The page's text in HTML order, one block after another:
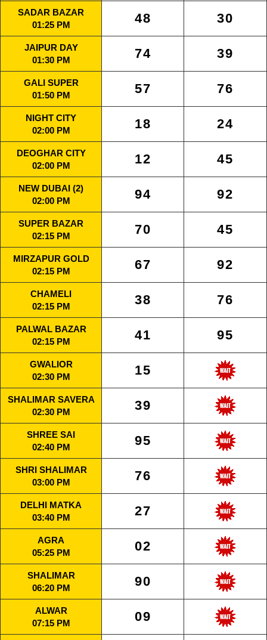
SADAR BAZAR
01:25 PM
48 30
JAIPUR DAY
01:30 PM
74 39
GALI SUPER
01:50 PM
57 76
NIGHT CITY
02:00 PM
18 24
DEOGHAR CITY
02:00 PM
12 45
NEW DUBAI (2)
02:00 PM
94 92
SUPER BAZAR
02:15 PM
70 45
MIRZAPUR GOLD
02:15 PM
67 92
CHAMELI
02:15 PM
38 76
PALWAL BAZAR
02:15 PM
41 95
GWALIOR
02:30 PM
15
SHALIMAR SAVERA
02:30 PM
39
SHREE SAI
02:40 PM
95
SHRI SHALIMAR
03:00 PM
76
DELHI MATKA
03:40 PM
27
AGRA
05:25 PM
02
SHALIMAR
06:20 PM
90
ALWAR
07:15 PM
09